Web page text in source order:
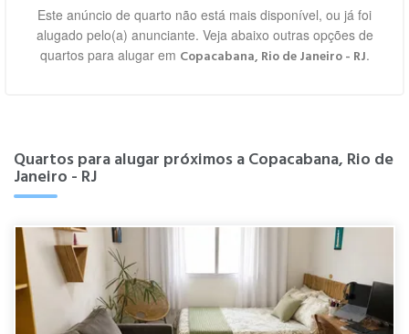
Este anúncio de quarto não está mais disponível, ou já foi
alugado pelo(a) anunciante. Veja abaixo outras opções de
quartos para alugar em Copacabana, Rio de Janeiro - RJ.
Quartos para alugar próximos a Copacabana, Rio de
Janeiro - RJ